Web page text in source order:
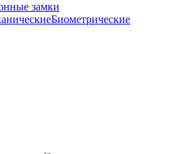
замки
Биометрические